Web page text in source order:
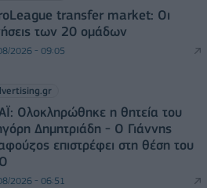
transfer market: Οι
των 20 ομάδων
2026 - 09:05
Ολοκληρώθηκε η θητεία του
Δημητριάδη - Ο Γιάννης
επιστρέφει στη θέση του
2026 - 06:51